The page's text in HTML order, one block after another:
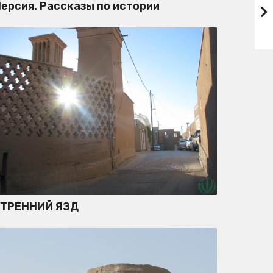
Рассказы по истории
ЯЗД